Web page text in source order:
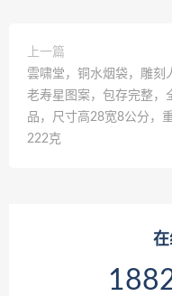
上一篇
雲啸堂，铜水烟袋，雕刻
老寿星图案，包存完整，
品，尺寸高28宽8公分，
222克